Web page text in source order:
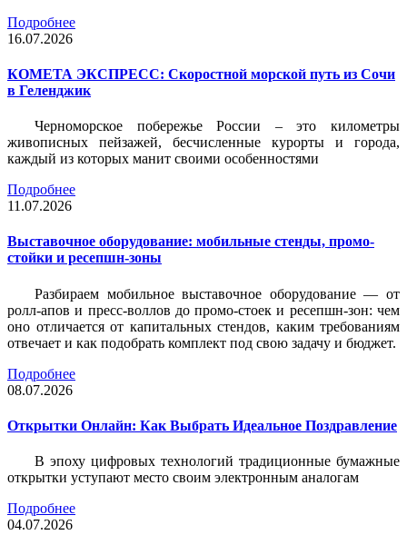
Подробнее
16.07.2026
КОМЕТА ЭКСПРЕСС: Скоростной морской путь из Сочи
в Геленджик
Черноморское побережье России – это километры
живописных пейзажей, бесчисленные курорты и города,
каждый из которых манит своими особенностями
Подробнее
11.07.2026
Выставочное оборудование: мобильные стенды, промо-
стойки и ресепшн-зоны
Разбираем мобильное выставочное оборудование — от
ролл-апов и пресс-воллов до промо-стоек и ресепшн-зон: чем
оно отличается от капитальных стендов, каким требованиям
отвечает и как подобрать комплект под свою задачу и бюджет.
Подробнее
08.07.2026
Открытки Онлайн: Как Выбрать Идеальное Поздравление
В эпоху цифровых технологий традиционные бумажные
открытки уступают место своим электронным аналогам
Подробнее
04.07.2026